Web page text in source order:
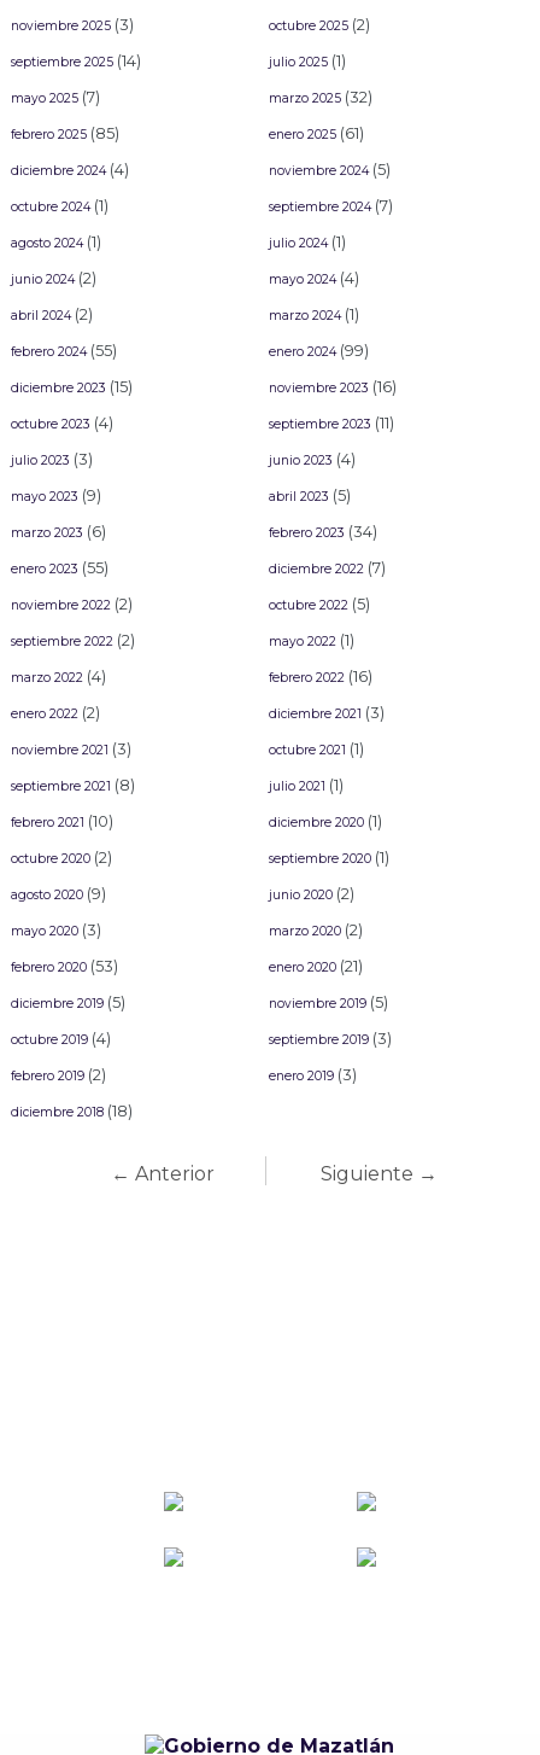
noviembre 2025(3) octubre 2025(2)
septiembre 2025(14) julio 2025(1)
mayo 2025(7) marzo 2025(32)
febrero 2025(85) enero 2025(61)
diciembre 2024(4) noviembre 2024(5)
octubre 2024(1) septiembre 2024(7)
agosto 2024(1) julio 2024(1)
junio 2024(2) mayo 2024(4)
abril 2024(2) marzo 2024(1)
febrero 2024(55) enero 2024(99)
diciembre 2023 (15) noviembre 2023 (16)
octubre 2023 (4) septiembre 2023 (11)
julio 2023 (3) junio 2023 (4)
mayo 2023 (9) abril 2023 (5)
marzo 2023 (6) febrero 2023 (34)
enero 2023 (55) diciembre 2022(7)
noviembre 2022(2) octubre 2022(5)
septiembre 2022(2) mayo 2022(1)
marzo 2022(4) febrero 2022(16)
enero 2022(2) diciembre 2021 (3)
noviembre 2021 (3) octubre 2021 (1)
septiembre 2021 (8) julio 2021 (1)
febrero 2021 (10) diciembre 2020(1)
octubre 2020(2) septiembre 2020(1)
agosto 2020(9) junio 2020(2)
mayo 2020(3) marzo 2020(2)
febrero 2020(53) enero 2020(21)
diciembre 2019(5) noviembre 2019(5)
octubre 2019(4) septiembre 2019(3)
febrero 2019(2) enero 2019(3)
diciembre 2018(18)
← Anterior Siguiente →